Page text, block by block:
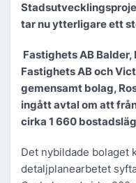
tar nu ytterligare ett
Fastighets AB Balder,
Fastighets AB och
gemensamt bolag,
ingått avtal om att
cirka 1 660
Det nybildade bolaget
detaljplanearbetet